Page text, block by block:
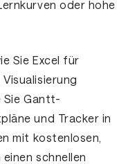
oder hohe
Sie Excel für
Visualisierung
Sie Gantt-
und Tracker in
mit kostenlosen,
schnellen